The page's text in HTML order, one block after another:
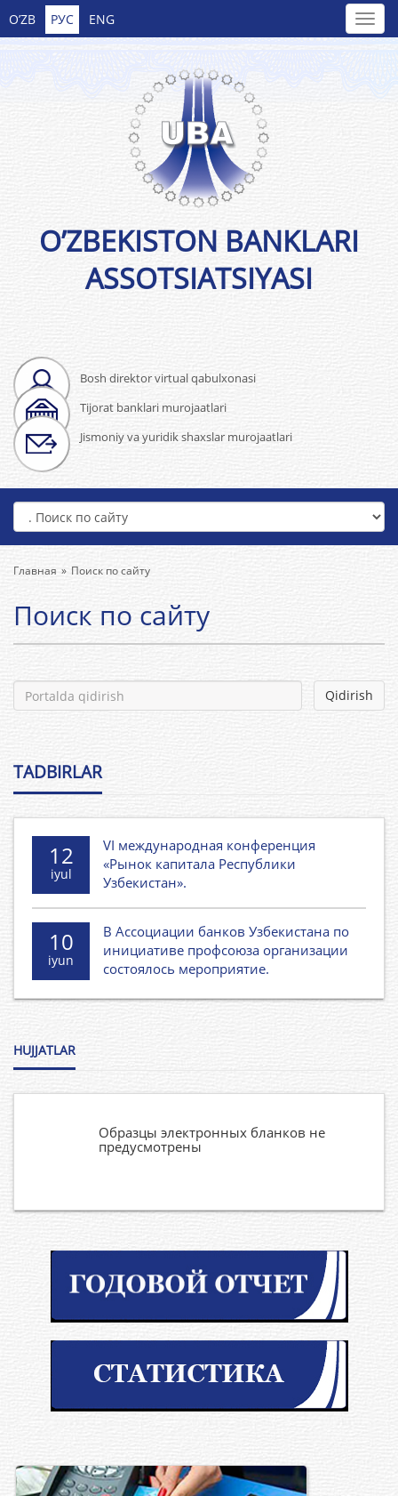
O’ZB РУС ENG
Bosh direktor virtual qabulxonasi
Tijorat banklari murojaatlari
Jismoniy va yuridik shaxslar murojaatlari
O’ZBEKISTON BANKLARI
ASSOTSIATSIYASI
Главная Поиск по сайту
Поиск по сайту
TADBIRLAR
12
iyul
VI международная конференция
«Рынок капитала Республики
Узбекистан».
10
iyun
В Ассоциации банков Узбекистана по
инициативе профсоюза организации
состоялось мероприятие.
HUJJATLAR
Образцы электронных бланков не
предусмотрены